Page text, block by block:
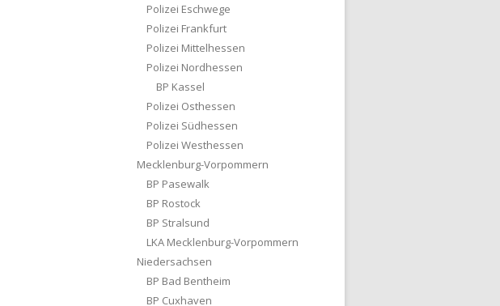
Polizei Eschwege
Polizei Frankfurt
Polizei Mittelhessen
Polizei Nordhessen
BP Kassel
Polizei Osthessen
Polizei Südhessen
Polizei Westhessen
Mecklenburg-Vorpommern
BP Pasewalk
BP Rostock
BP Stralsund
LKA Mecklenburg-Vorpommern
Niedersachsen
BP Bad Bentheim
BP Cuxhaven